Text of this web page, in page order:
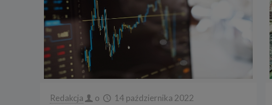
Redakcja o 14 października 2022